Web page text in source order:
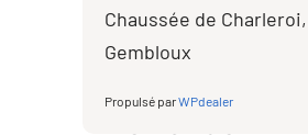
Chaussée de
Gembloux
Propulsé parWPdealer